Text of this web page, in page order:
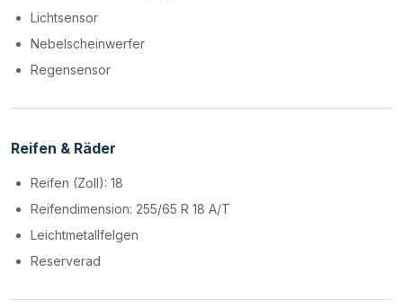
Lichtsensor
Nebelscheinwerfer
Regensensor
Reifen & Räder
Reifen (Zoll): 18
Reifendimension: 255/65 R 18 A/T
Leichtmetallfelgen
Reserverad